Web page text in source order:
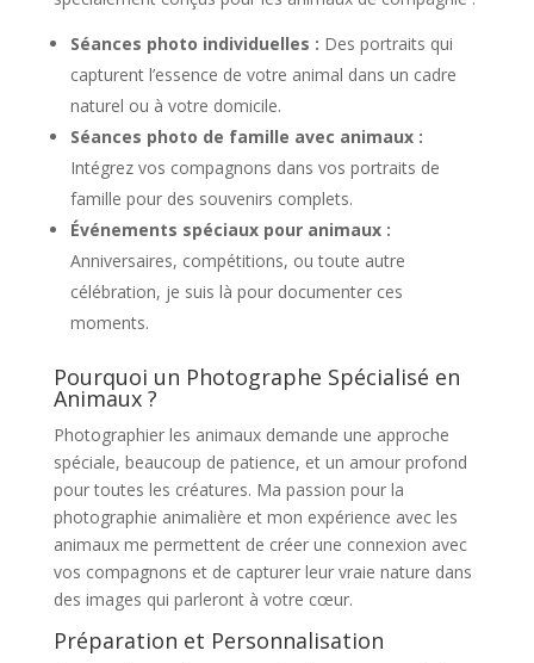
Séances photo individuelles : Des portraits qui
capturent l’essence de votre animal dans un cadre
naturel ou à votre domicile.
Séances photo de famille avec animaux :
Intégrez vos compagnons dans vos portraits de
famille pour des souvenirs complets.
Événements spéciaux pour animaux :
Anniversaires, compétitions, ou toute autre
célébration, je suis là pour documenter ces
moments.
Pourquoi un Photographe Spécialisé en
Animaux ?
Photographier les animaux demande une approche
spéciale, beaucoup de patience, et un amour profond
pour toutes les créatures. Ma passion pour la
photographie animalière et mon expérience avec les
animaux me permettent de créer une connexion avec
vos compagnons et de capturer leur vraie nature dans
des images qui parleront à votre cœur.
Préparation et Personnalisation